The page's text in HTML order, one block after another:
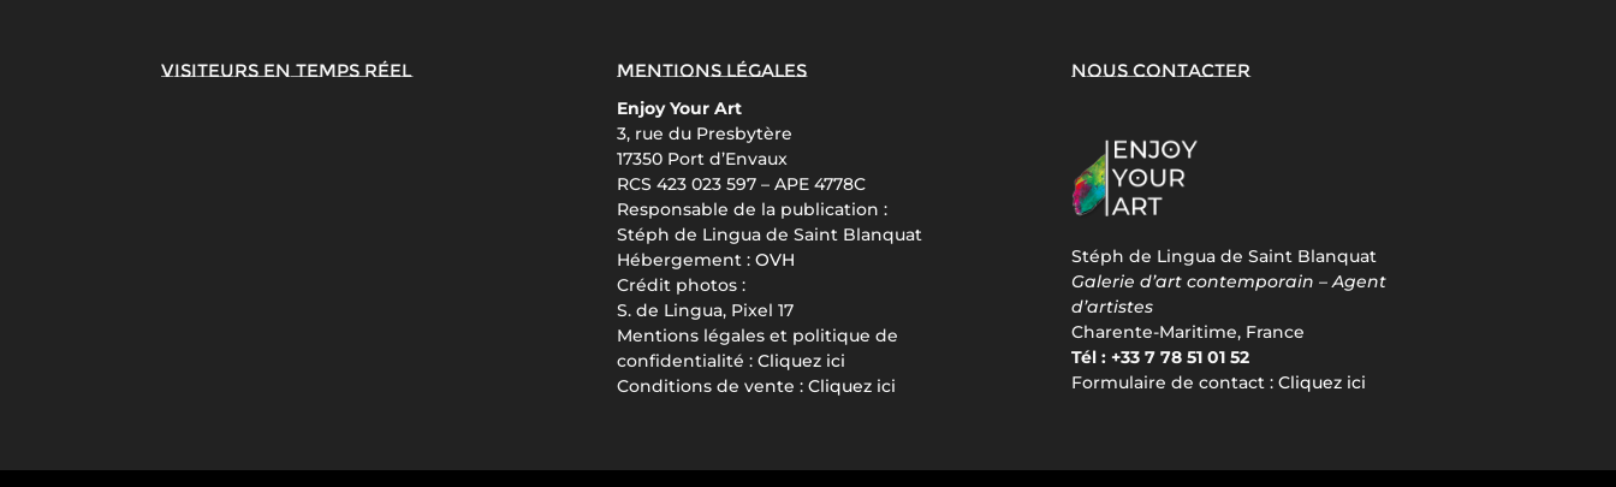
Visiteurs en temps réel Mentions légales
Enjoy Your Art
3, rue du Presbytère
17350 Port d’Envaux
RCS 423 023 597 – APE 4778C
Responsable de la publication :
Stéph de Lingua de Saint Blanquat
Hébergement : OVH
Crédit photos :
S. de Lingua, Pixel 17
Mentions légales et politique de
confidentialité : Cliquez ici
Conditions de vente : Cliquez ici
Nous contacter
Stéph de Lingua de Saint Blanquat
Galerie d’art contemporain – Agent
d’artistes
Charente-Maritime, France
Tél : +33 7 78 51 01 52
Formulaire de contact : Cliquez ici